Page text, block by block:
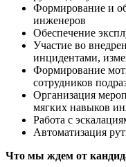
Формирование и
инженеров
Обеспечение
Участие во
инцидентами,
Формирование
сотрудников
Организация
мягких навыков
Работа с
Автоматизация
Что мы ждем от